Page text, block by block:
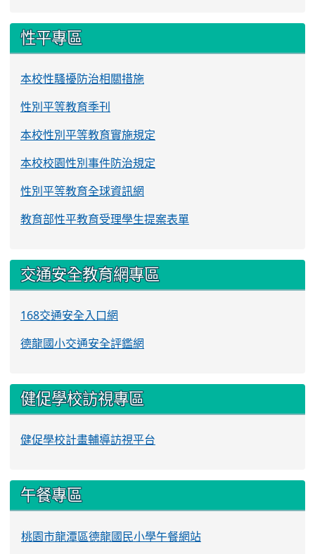
性平專區
本校性騷擾防治相關措施
性別平等教育季刊
本校性別平等教育實施規定
本校校園性別事件防治規定
性別平等教育全球資訊網
教育部性平教育受理學生提案表單
交通安全教育網專區
168交通安全入口網
德龍國小交通安全評鑑網
健促學校訪視專區
健促學校計畫輔導訪視平台
午餐專區
桃園市龍潭區德龍國民小學午餐網站